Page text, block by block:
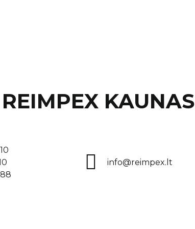
REIMPEX KAUNAS
info@reimpex.lt